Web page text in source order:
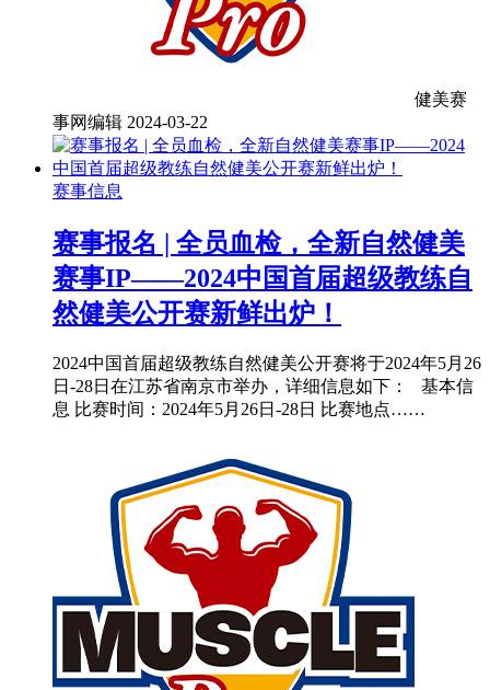
健美赛
事网编辑 2024-03-22
赛事信息
赛事报名 | 全员血检，全新自然健美
赛事IP——2024中国首届超级教练自
然健美公开赛新鲜出炉！
2024中国首届超级教练自然健美公开赛将于2024年5月26
日-28日在江苏省南京市举办，详细信息如下： 基本信
息 比赛时间：2024年5月26日-28日 比赛地点……